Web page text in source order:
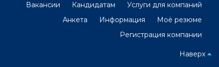
Вакансии Кандидатам
Услуги для компаний
Анкета
Информация
Моё резюме
Регистрация компании
Наверх